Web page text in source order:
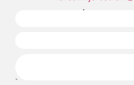
פנייה ונחזור אליכם בהקדם